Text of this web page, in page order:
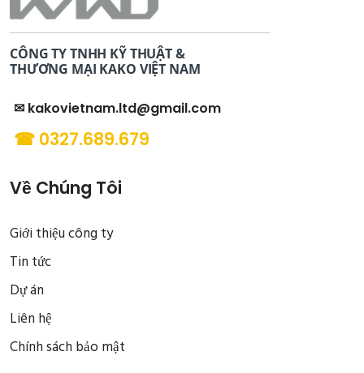
CÔNG TY TNHH KỸ THUẬT &
THƯƠNG MẠI KAKO VIỆT NAM
✉ kakovietnam.ltd@gmail.com
☎ 0327.689.679
Về Chúng Tôi
Giới thiệu công ty
Tin tức
Dự án
Liên hệ
Chính sách bảo mật